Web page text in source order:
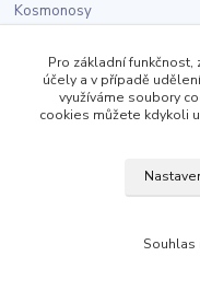
Kosmonosy
Sledujte nás
Pro základní
účely a v případě
využíváme soubory
cookies můžete kdykoli